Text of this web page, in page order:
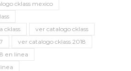
cklass mexico
cklass
ver catalogo cklass
ver catalogo cklass 2018
en linea